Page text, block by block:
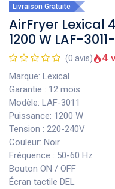
Livraison Gratuite
AirFryer Lexical
1200 W LAF-
(0 avis) 4
Marque: Lexical
Garantie : 12 mois
Modèle: LAF-3011
Puissance: 1200 W
Tension : 220-240V
Couleur: Noir
Fréquence : 50-60 Hz
Bouton ON / OFF
Écran tactile DEL